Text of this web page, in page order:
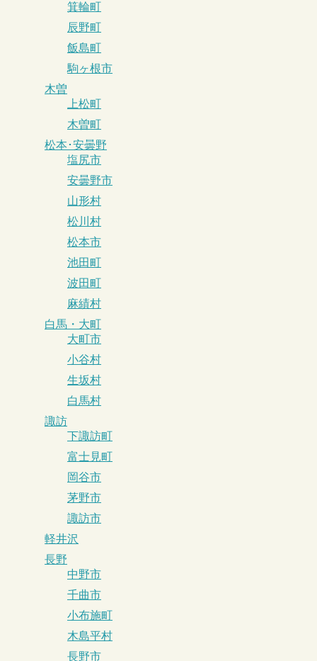
箕輪町
辰野町
飯島町
駒ヶ根市
木曽
上松町
木曽町
松本･安曇野
塩尻市
安曇野市
山形村
松川村
松本市
池田町
波田町
麻績村
白馬・大町
大町市
小谷村
生坂村
白馬村
諏訪
下諏訪町
富士見町
岡谷市
茅野市
諏訪市
軽井沢
長野
中野市
千曲市
小布施町
木島平村
長野市